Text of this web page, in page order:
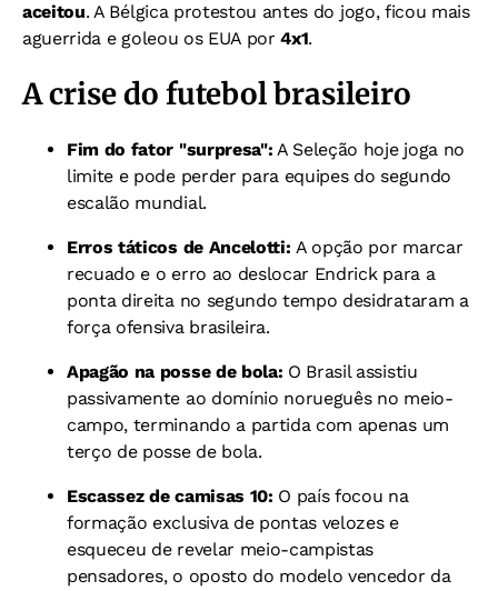
aceitou. A Bélgica protestou antes do jogo, ficou mais
aguerrida e goleou os EUA por4x1.
A crise do futebol brasileiro
Fim do fator "surpresa": A Seleção hoje joga no
limite e pode perder para equipes do segundo
escalão mundial.
Erros táticos de Ancelotti:A opção por marcar
recuado e o erro ao deslocar Endrick para a
ponta direita no segundo tempo desidrataram a
força ofensiva brasileira.
Apagão na posse de bola: O Brasil assistiu
passivamente ao domínio norueguês no meio-
campo, terminando a partida com apenas um
terço de posse de bola.
Escassez de camisas 10: O país focou na
formação exclusiva de pontas velozes e
esqueceu de revelar meio-campistas
pensadores, o oposto do modelo vencedor da